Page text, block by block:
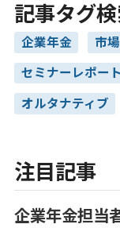
記事タグ
企業年金 市
セミナーレポート
オルタナティブ
注目記事
企業年金担当